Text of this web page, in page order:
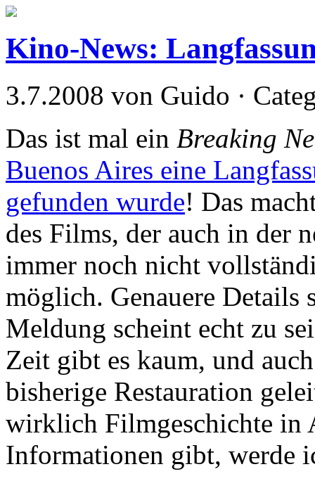
Kino-News:
3.7.2008 von Guido ·
Das ist mal ein Breaking
Buenos Aires eine
gefunden wurde! Das
des Films, der auch in der
immer noch nicht
möglich. Genauere Details
Meldung scheint echt zu
Zeit gibt es kaum, und
bisherige Restauration
wirklich Filmgeschichte in
Informationen gibt, werde